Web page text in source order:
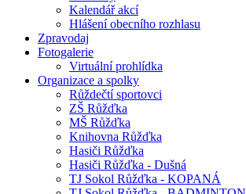
Kalendář akcí
Hlášení obecního rozhlasu
Zpravodaj
Fotogalerie
Virtuální prohlídka
Organizace a spolky
Růždečtí sportovci
ZŠ Růžďka
MŠ Růžďka
Knihovna Růžďka
Hasiči Růžďka
Hasiči Růžďka - Dušná
TJ Sokol Růžďka - KOPANÁ